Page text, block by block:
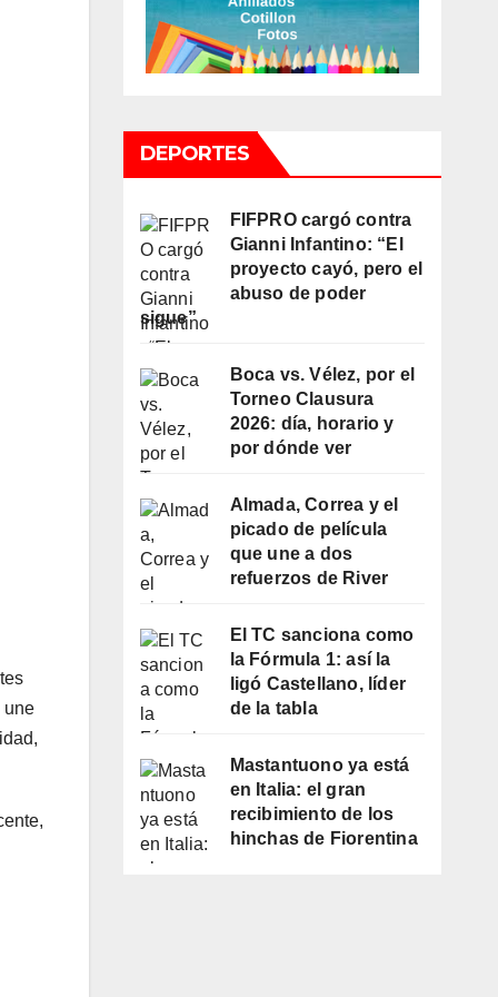
une
DEPORTES
FIFPRO cargó contra
Gianni Infantino: “El
proyecto cayó, pero el
abuso de poder
sigue”
Boca vs. Vélez, por el
Torneo Clausura
2026: día, horario y
por dónde ver
Almada, Correa y el
picado de película
que une a dos
refuerzos de River
El TC sanciona como
la Fórmula 1: así la
ligó Castellano, líder
de la tabla
Mastantuono ya está
en Italia: el gran
recibimiento de los
hinchas de Fiorentina